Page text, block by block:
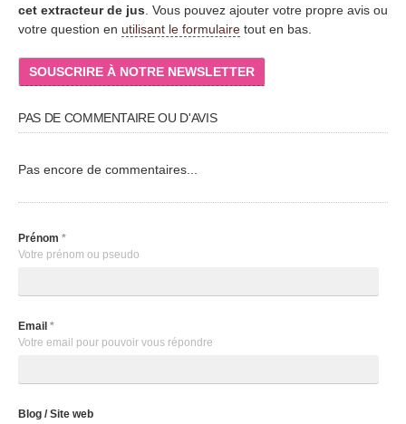
cet extracteur de jus . Vous pouvez ajouter votre propre avis ou
votre question en utilisant le formulaire tout en bas.
SOUSCRIRE À NOTRE NEWSLETTER
PAS DE COMMENTAIRE OU D'AVIS
Pas encore de commentaires...
Prénom *
Votre prénom ou pseudo
Email *
Votre email pour pouvoir vous répondre
Blog / Site web